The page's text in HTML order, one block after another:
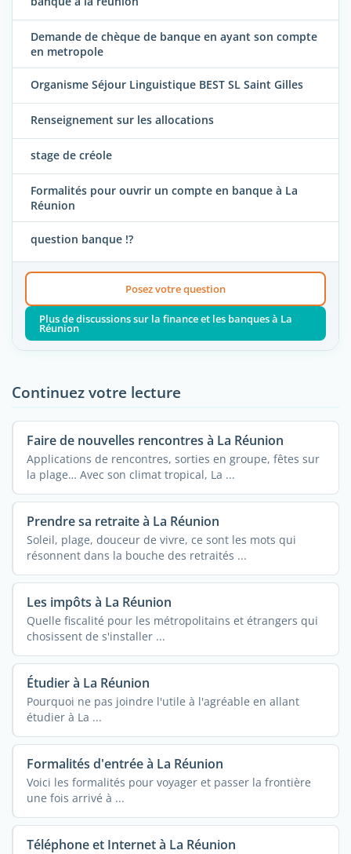
Demande de chèque de banque en ayant son compte
en metropole
Organisme Séjour Linguistique BEST SL Saint Gilles
Renseignement sur les allocations
stage de créole
Formalités pour ouvrir un compte en banque à La
Réunion
question banque !?
Posez votre question
Plus de discussions sur la finance et les banques à La
Réunion
Continuez votre lecture
Faire de nouvelles rencontres à La Réunion
Applications de rencontres, sorties en groupe, fêtes sur
la plage… Avec son climat tropical, La ...
Prendre sa retraite à La Réunion
Soleil, plage, douceur de vivre, ce sont les mots qui
résonnent dans la bouche des retraités ...
Les impôts à La Réunion
Quelle fiscalité pour les métropolitains et étrangers qui
chosissent de s'installer ...
Étudier à La Réunion
Pourquoi ne pas joindre l'utile à l'agréable en allant
étudier à La ...
Formalités d'entrée à La Réunion
Voici les formalités pour voyager et passer la frontière
une fois arrivé à ...
Téléphone et Internet à La Réunion